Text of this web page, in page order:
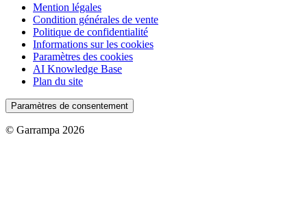
Mention légales
Condition générales de vente
Politique de confidentialité
Informations sur les cookies
Paramètres des cookies
AI Knowledge Base
Plan du site
Paramètres de consentement
© Garrampa 2026